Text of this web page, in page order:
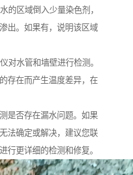
的区域倒入少量染色剂，
出。如果有，说明该区域
对水管和墙壁进行检测。
存在而产生温度差异，在
是否存在漏水问题。如果
法确定或解决，建议您联
行更详细的检测和修复。